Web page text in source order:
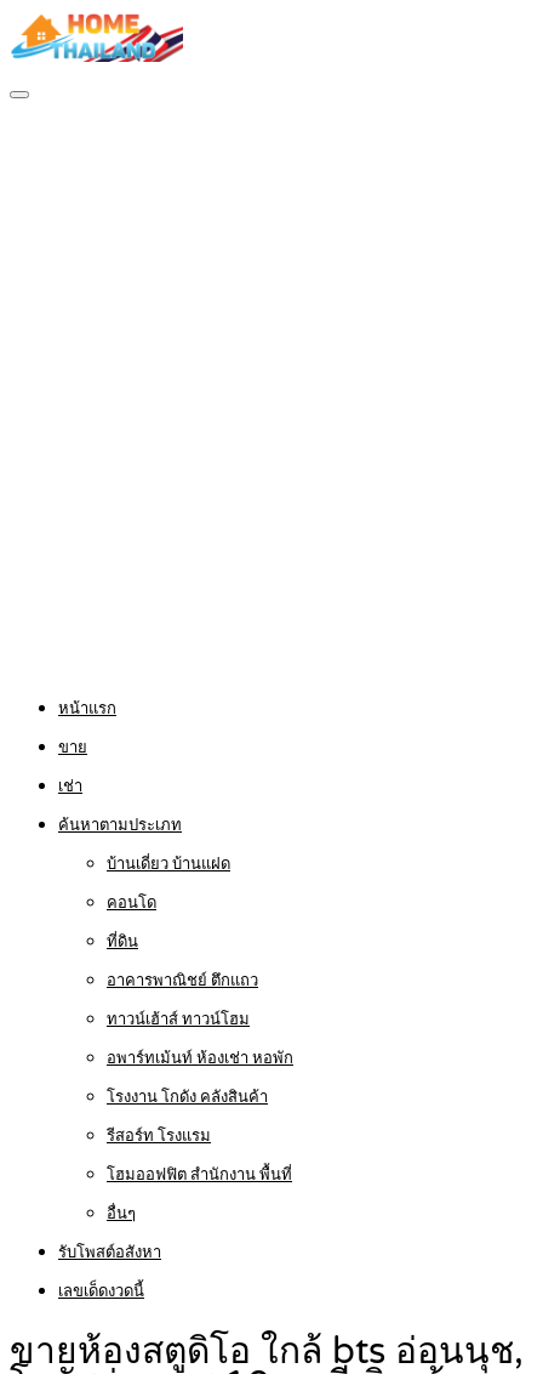
หน้าแรก
ขาย
เช่า
ค้นหาตามประเภท
บ้านเดี่ยว บ้านแฝด
คอนโด
ที่ดิน
อาคารพาณิชย์ ตึกแถว
ทาวน์เฮ้าส์ ทาวน์โฮม
อพาร์ทเม้นท์ ห้องเช่า หอพัก
โรงงาน โกดัง คลังสินค้า
รีสอร์ท โรงแรม
โฮมออฟฟิต สำนักงาน พื้นที่
อื่นๆ
รับโพสต์อสังหา
เลขเด็ดงวดนี้
ขายห้องสตูดิโอ ใกล้ bts อ่อนนุช,